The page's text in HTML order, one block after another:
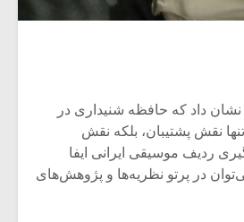
داد که حافظه شنیداری در
نقش پشتیبان، بلکه نقش
ردیف موسیقی ایرانی ایفا
در پرتو نظریه‌ها و پژوهش‌های